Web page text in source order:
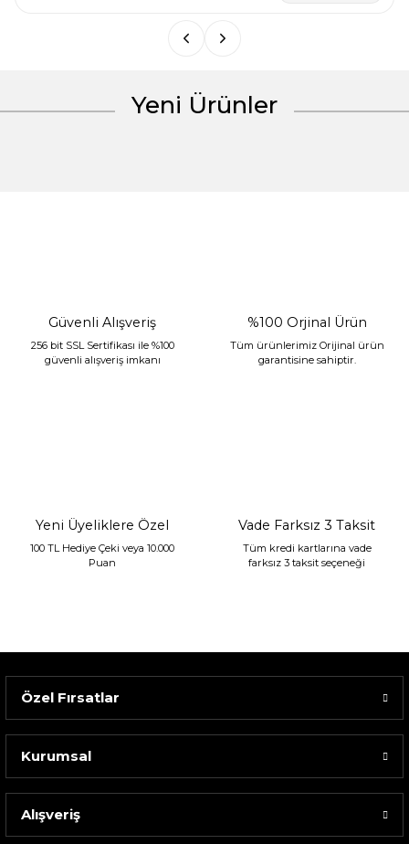
Yeni Ürünler
Sarev Elfıda Flanel Nevresim Takımı Çift Kişili...
Güvenli Alışveriş
256 bit SSL Sertifikası ile %100
güvenli alışveriş imkanı
%100 Orjinal Ürün
Tüm ürünlerimiz Orijinal ürün
garantisine sahiptir.
Yeni Üyeliklere Özel
100 TL Hediye Çeki veya 10.000
Puan
Vade Farksız 3 Taksit
Tüm kredi kartlarına vade
farksız 3 taksit seçeneği
Özel Fırsatlar
Kurumsal
Alışveriş